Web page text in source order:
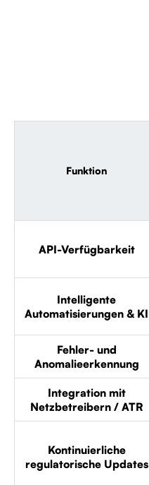
Funktion
API-Verfügbarkeit
Intelligente
Automatisierungen & KI
Fehler- und
Anomalieerkennung
Integration mit
Netzbetreibern / ATR
Kontinuierliche
regulatorische Updates